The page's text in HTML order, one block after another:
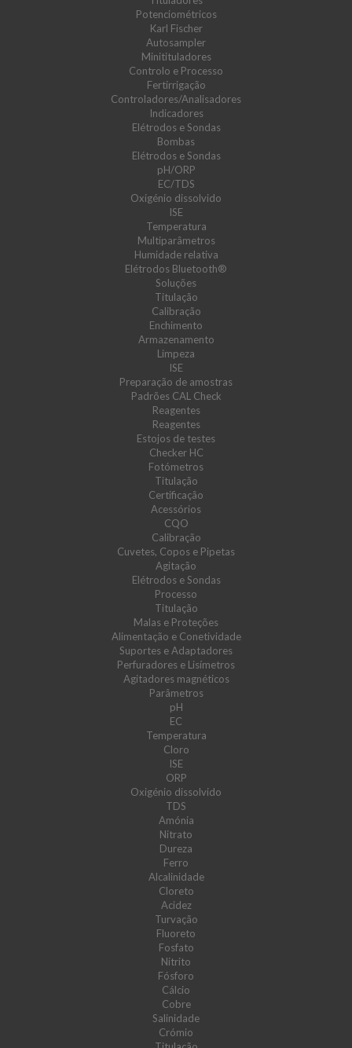
Potenciométricos
Karl Fischer
Autosampler
Minitituladores
Controlo e Processo
Fertirrigação
Controladores/Analisadores
Indicadores
Elétrodos e Sondas
Bombas
Elétrodos e Sondas
pH/ORP
EC/TDS
Oxigénio dissolvido
ISE
Temperatura
Multiparâmetros
Humidade relativa
Elétrodos Bluetooth®
Soluções
Titulação
Calibração
Enchimento
Armazenamento
Limpeza
ISE
Preparação de amostras
Padrões CAL Check
Reagentes
Reagentes
Estojos de testes
Checker HC
Fotómetros
Titulação
Certificação
Acessórios
CQO
Calibração
Cuvetes, Copos e Pipetas
Agitação
Elétrodos e Sondas
Processo
Titulação
Malas e Proteções
Alimentação e Conetividade
Suportes e Adaptadores
Perfuradores e Lisímetros
Agitadores magnéticos
Parâmetros
pH
EC
Temperatura
Cloro
ISE
ORP
Oxigénio dissolvido
TDS
Amónia
Nitrato
Dureza
Ferro
Alcalinidade
Cloreto
Acidez
Turvação
Fluoreto
Fosfato
Nitrito
Fósforo
Cálcio
Cobre
Salinidade
Crómio